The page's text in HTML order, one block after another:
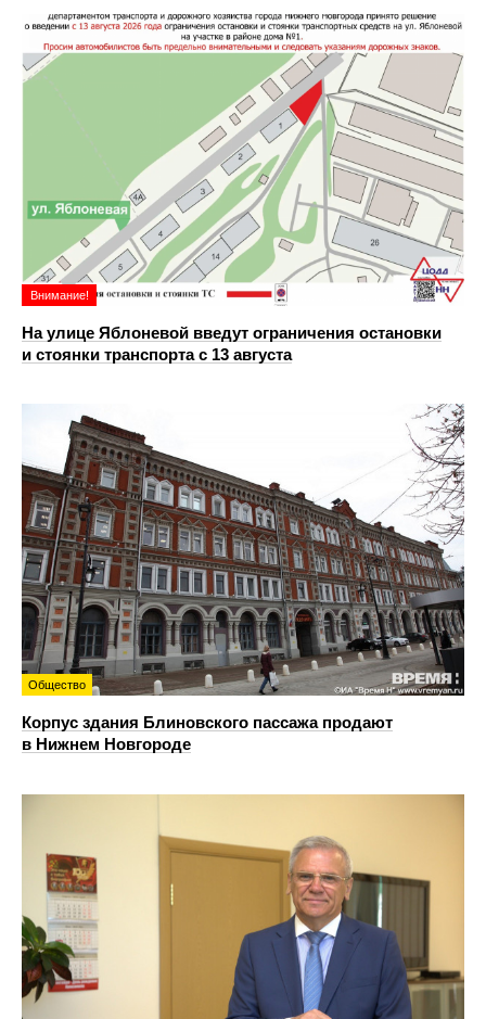
Внимание!
На улице Яблоневой введут ограничения остановки
и стоянки транспорта с 13 августа
Общество
Корпус здания Блиновского пассажа продают
в Нижнем Новгороде